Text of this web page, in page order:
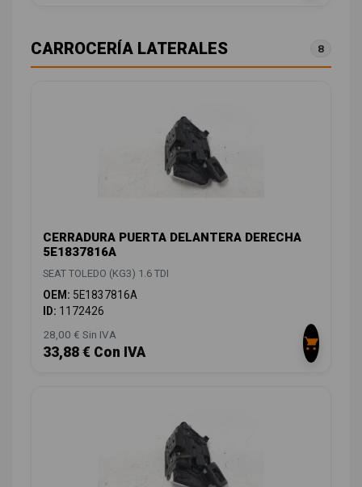
CARROCERÍA LATERALES 8
CERRADURA PUERTA DELANTERA DERECHA
5E1837816A
SEAT TOLEDO (KG3) 1.6 TDI
OEM: 5E1837816A
ID: 1172426
28,00 € Sin IVA
33,88 € Con IVA